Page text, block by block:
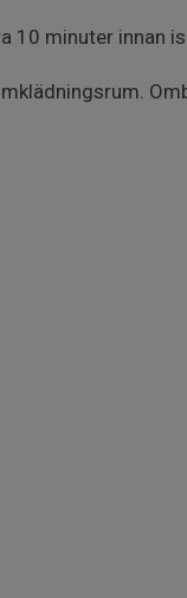
10 minuter innan